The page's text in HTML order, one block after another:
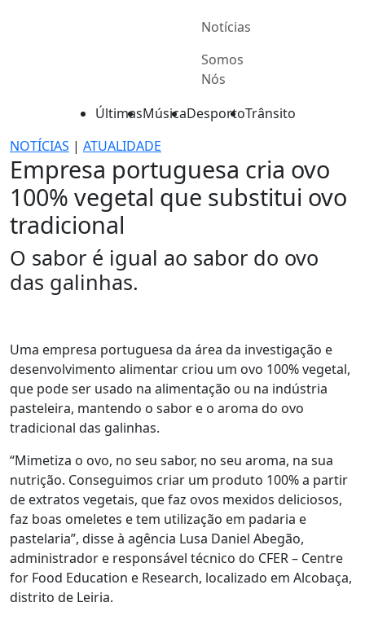
Notícias
Somos
Nós
ÚltimasMúsicaDesportoTrânsito
NOTÍCIAS | ATUALIDADE
Empresa portuguesa cria ovo
100% vegetal que substitui ovo
tradicional
O sabor é igual ao sabor do ovo
das galinhas.
Uma empresa portuguesa da área da investigação e
desenvolvimento alimentar criou um ovo 100% vegetal,
que pode ser usado na alimentação ou na indústria
pasteleira, mantendo o sabor e o aroma do ovo
tradicional das galinhas.
“Mimetiza o ovo, no seu sabor, no seu aroma, na sua
nutrição. Conseguimos criar um produto 100% a partir
de extratos vegetais, que faz ovos mexidos deliciosos,
faz boas omeletes e tem utilização em padaria e
pastelaria”, disse à agência Lusa Daniel Abegão,
administrador e responsável técnico do CFER – Centre
for Food Education e Research, localizado em Alcobaça,
distrito de Leiria.